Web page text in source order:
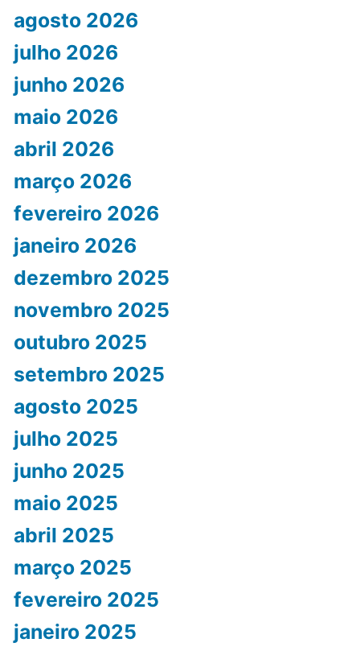
agosto 2026
julho 2026
junho 2026
maio 2026
abril 2026
março 2026
fevereiro 2026
janeiro 2026
dezembro 2025
novembro 2025
outubro 2025
setembro 2025
agosto 2025
julho 2025
junho 2025
maio 2025
abril 2025
março 2025
fevereiro 2025
janeiro 2025